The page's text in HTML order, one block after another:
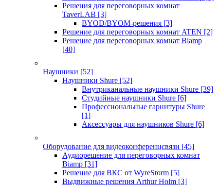
Решения для переговорных комнат
TaverLAB [3]
BYOD/BYOM-решения [3]
Решение для переговорных комнат ATEN [2]
Решение для переговорных комнат Biamp
[40]
Наушники [52]
Наушники Shure [52]
Внутриканальные наушники Shure [39]
Студийные наушники Shure [6]
Профессиональные гарнитуры Shure
[1]
Аксессуары для наушников Shure [6]
Оборудование для видеоконференцсвязи [45]
Аудиорешение для переговорных комнат
Biamp [31]
Решение для ВКС от WyreStorm [5]
Выдвижные решения Arthur Holm [3]